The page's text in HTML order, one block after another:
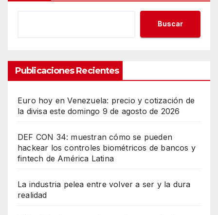
Buscar
Publicaciones Recientes
Euro hoy en Venezuela: precio y cotización de
la divisa este domingo 9 de agosto de 2026
DEF CON 34: muestran cómo se pueden
hackear los controles biométricos de bancos y
fintech de América Latina
La industria pelea entre volver a ser y la dura
realidad